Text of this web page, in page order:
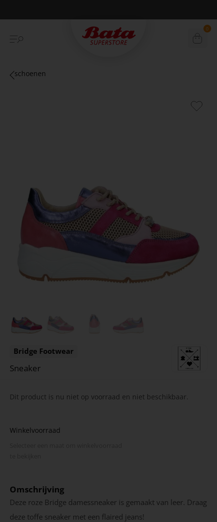
Betaal achteraf met Klarna 0
schoenen
Bridge Footwear
Sneaker
Dit product is nu niet op voorraad en niet beschikbaar.
Winkelvoorraad
Omschrijving
Deze roze Bridge damessneaker is gemaakt van leer. Draag
deze toffe sneaker met een flaired jeans!